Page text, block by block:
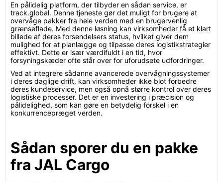
En pålidelig platform, der tilbyder en sådan service, er
track.global. Denne tjeneste gør det muligt for brugere at
overvåge pakker fra hele verden med en brugervenlig
grænseflade. Med denne løsning kan virksomheder få et klart
billede af deres forsendelsers status, hvilket giver dem
mulighed for at planlægge og tilpasse deres logistikstrategier
effektivt. Dette er især værdifuldt i en tid, hvor
forsyningskæder ofte står over for uforudsete udfordringer.
Ved at integrere sådanne avancerede overvågningssystemer
i deres daglige drift, kan virksomheder ikke blot forbedre
deres kundeservice, men også opnå større kontrol over deres
logistiske processer. Det er en investering i præcision og
pålidelighed, som kan gøre en betydelig forskel i en
konkurrencepræget verden.
Sådan sporer du en pakke
fra JAL Cargo